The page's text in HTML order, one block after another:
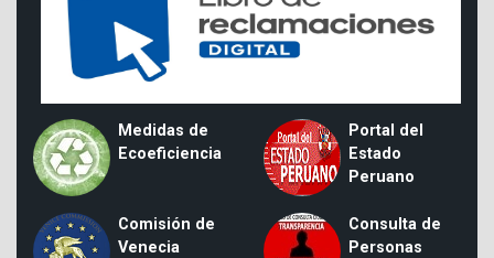
Medidas de
Ecoeficiencia
Portal del
Estado
Peruano
Comisión de
Venecia
Consulta de
Personas